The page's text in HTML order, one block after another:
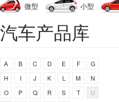
微型 小型
汽车产品库
A B C D E F
G
H
I J K L M
N
O
P Q R S T
U
长安凯程
昌河
曹操汽车
成功汽车
橙仕